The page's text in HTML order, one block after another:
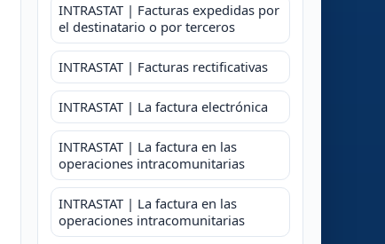
INTRASTAT | Facturas expedidas por
el destinatario o por terceros
INTRASTAT | Facturas rectificativas
INTRASTAT | La factura electrónica
INTRASTAT | La factura en las
operaciones intracomunitarias
INTRASTAT | La factura en las
operaciones intracomunitarias